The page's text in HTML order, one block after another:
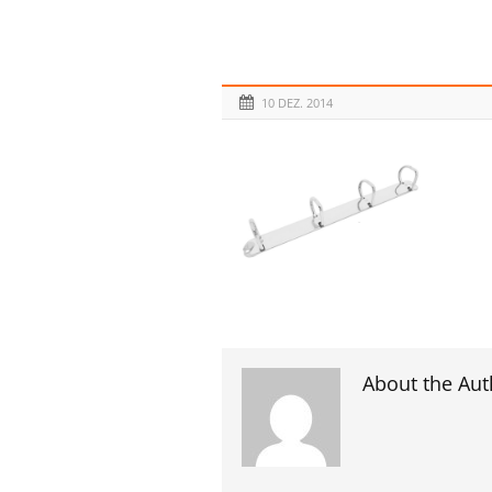
10 DEZ. 2014
About the